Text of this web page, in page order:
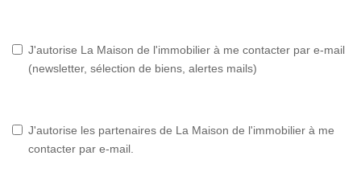
J'autorise La Maison de l'immobilier à me contacter par e-mail
(newsletter, sélection de biens, alertes mails)
J'autorise les partenaires de La Maison de l'immobilier à me
contacter par e-mail.